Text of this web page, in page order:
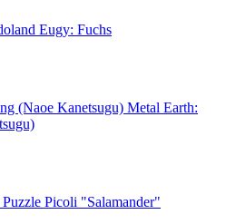
Eugy: Fuchs
Metal Earth:
Puzzle Picoli "Salamander"